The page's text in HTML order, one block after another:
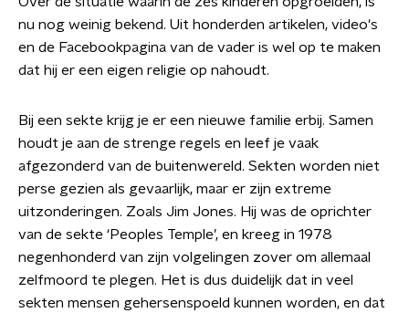
nu nog weinig bekend. Uit honderden artikelen, video's
en de Facebookpagina van de vader is wel op te maken
dat hij er een eigen religie op nahoudt.
Bij een sekte krijg je er een nieuwe familie erbij. Samen
houdt je aan de strenge regels en leef je vaak
afgezonderd van de buitenwereld. Sekten worden niet
perse gezien als gevaarlijk, maar er zijn extreme
uitzonderingen. Zoals Jim Jones. Hij was de oprichter
van de sekte ‘Peoples Temple’, en kreeg in 1978
negenhonderd van zijn volgelingen zover om allemaal
zelfmoord te plegen. Het is dus duidelijk dat in veel
sekten mensen gehersenspoeld kunnen worden, en dat